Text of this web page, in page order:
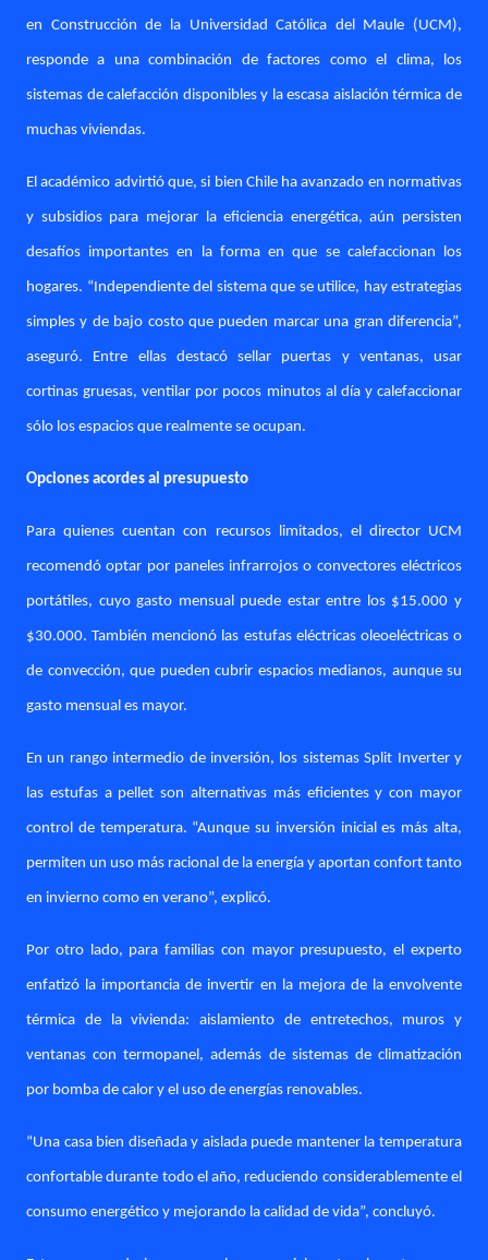
en Construcción de la Universidad Católica del Maule (UCM),
responde a una combinación de factores como el clima, los
sistemas de calefacción disponibles y la escasa aislación térmica de
muchas viviendas.
El académico advirtió que, si bien Chile ha avanzado en normativas
y subsidios para mejorar la eficiencia energética, aún persisten
desafíos importantes en la forma en que se calefaccionan los
hogares. “Independiente del sistema que se utilice, hay estrategias
simples y de bajo costo que pueden marcar una gran diferencia”,
aseguró. Entre ellas destacó sellar puertas y ventanas, usar
cortinas gruesas, ventilar por pocos minutos al día y calefaccionar
sólo los espacios que realmente se ocupan.
Opciones acordes al presupuesto
Para quienes cuentan con recursos limitados, el director UCM
recomendó optar por paneles infrarrojos o convectores eléctricos
portátiles, cuyo gasto mensual puede estar entre los $15.000 y
$30.000. También mencionó las estufas eléctricas oleoeléctricas o
de convección, que pueden cubrir espacios medianos, aunque su
gasto mensual es mayor.
En un rango intermedio de inversión, los sistemas Split Inverter y
las estufas a pellet son alternativas más eficientes y con mayor
control de temperatura. “Aunque su inversión inicial es más alta,
permiten un uso más racional de la energía y aportan confort tanto
en invierno como en verano”, explicó.
Por otro lado, para familias con mayor presupuesto, el experto
enfatizó la importancia de invertir en la mejora de la envolvente
térmica de la vivienda: aislamiento de entretechos, muros y
ventanas con termopanel, además de sistemas de climatización
por bomba de calor y el uso de energías renovables.
“Una casa bien diseñada y aislada puede mantener la temperatura
confortable durante todo el año, reduciendo considerablemente el
consumo energético y mejorando la calidad de vida”, concluyó.